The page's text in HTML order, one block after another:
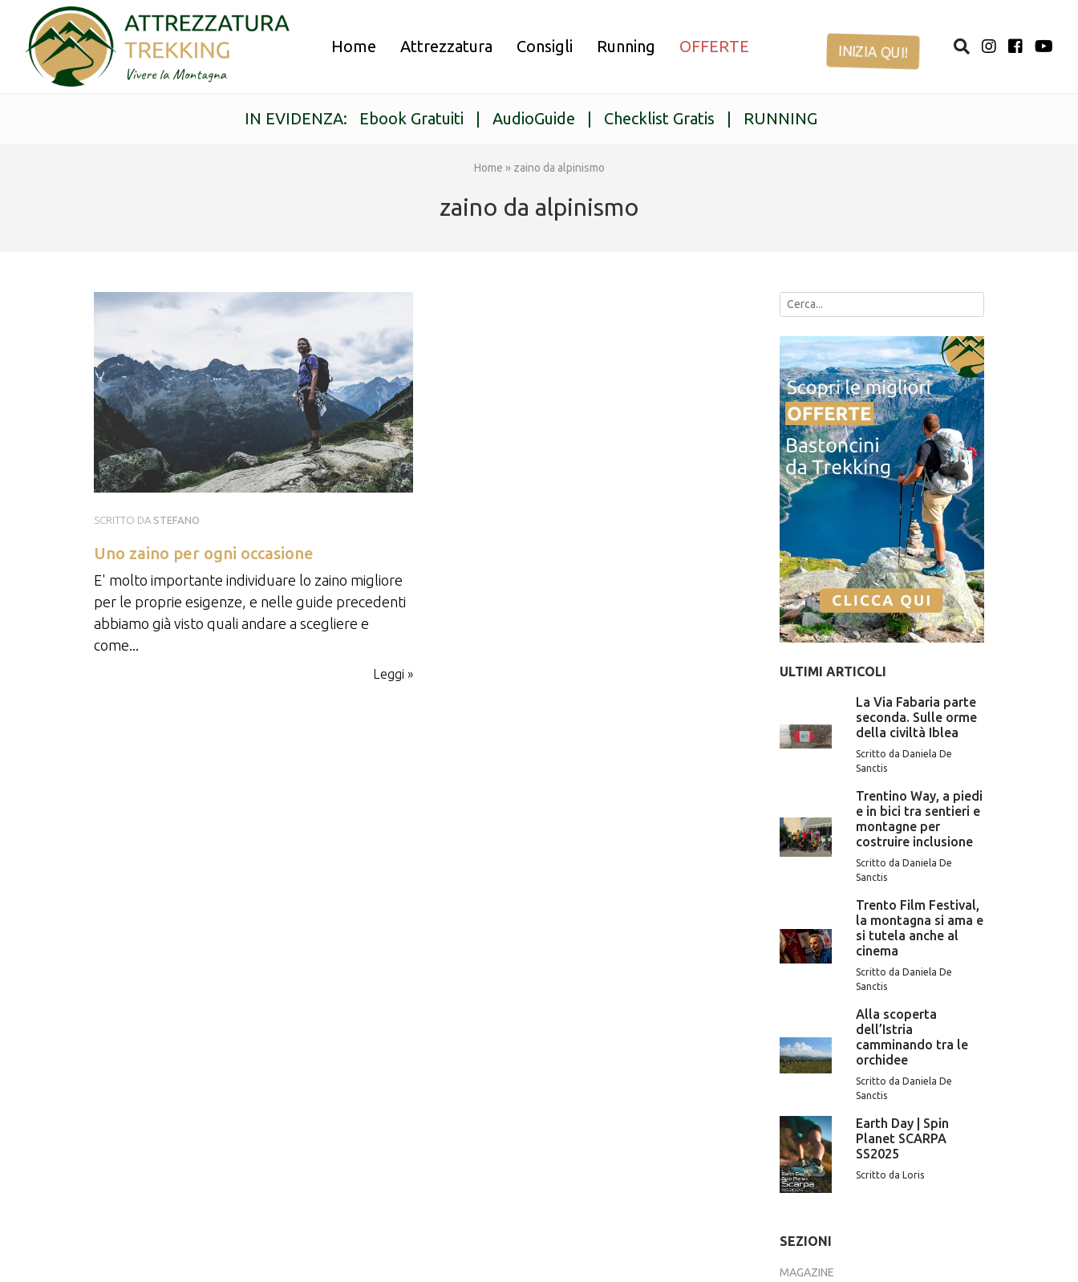
Home Attrezzatura Consigli Running OFFERTE INIZIA QUI!
IN EVIDENZA: Ebook Gratuiti AudioGuide Checklist Gratis RUNNING
Home » zaino da alpinismo
zaino da alpinismo
SCRITTO DA STEFANO
Uno zaino per ogni occasione
E' molto importante individuare lo zaino migliore
per le proprie esigenze, e nelle guide precedenti
abbiamo già visto quali andare a scegliere e
come...
Leggi » ULTIMI ARTICOLI
La Via Fabaria parte
seconda. Sulle orme
della civiltà Iblea
Scritto da Daniela De
Sanctis
Trentino Way, a piedi
e in bici tra sentieri e
montagne per
costruire inclusione
Scritto da Daniela De
Sanctis
Trento Film Festival,
la montagna si ama e
si tutela anche al
cinema
Scritto da Daniela De
Sanctis
Alla scoperta
dell’Istria
camminando tra le
orchidee
Scritto da Daniela De
Sanctis
Earth Day | Spin
Planet SCARPA
SS2025
Scritto da Loris
SEZIONI
MAGAZINE